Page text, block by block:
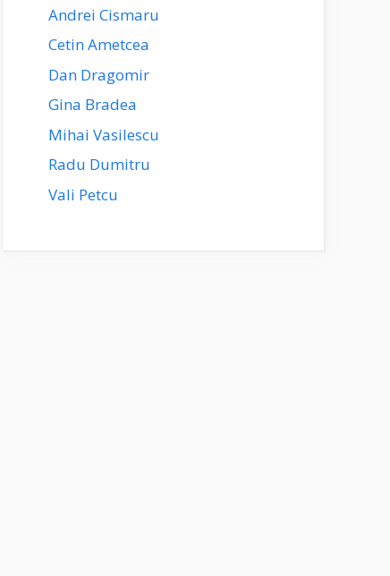
Andrei Cismaru
Cetin Ametcea
Dan Dragomir
Gina Bradea
Mihai Vasilescu
Radu Dumitru
Vali Petcu